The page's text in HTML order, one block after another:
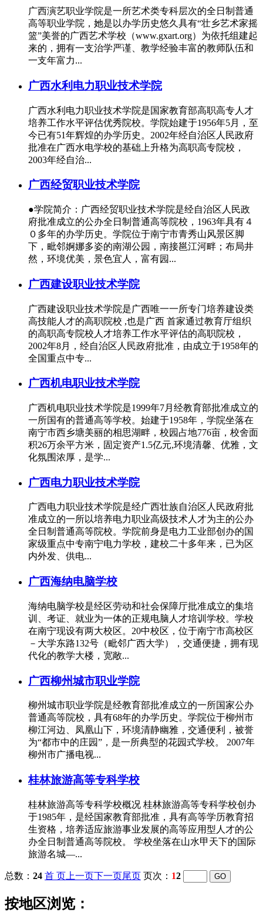
广西演艺职业学院是一所艺术类专科层次的全日制普通
高等职业学院，她是以办学历史悠久具有“壮乡艺术家摇
篮”美誉的广西艺术学校（www.gxart.org）为依托组建起
来的，拥有一支治学严谨、教学经验丰富的教师队伍和
一支年富力...
广西水利电力职业技术学院
广西水利电力职业技术学院是国家教育部高职高专人才
培养工作水平评估优秀院校。学院始建于1956年5月，至
今已有51年辉煌的办学历史。2002年经自治区人民政府
批准在广西水电学校的基础上升格为高职高专院校，
2003年经自治...
广西经贸职业技术学院
●学院简介：广西经贸职业技术学院是经自治区人民政
府批准成立的公办全日制普通高等院校，1963年具有４
０多年的办学历史。学院位于南宁市青秀山风景区脚
下，毗邻婀娜多姿的南湖公园，南接邕江河畔；布局井
然，环境优美，景色宜人，富有园...
广西建设职业技术学院
广西建设职业技术学院是广西唯一一所专门培养建设类
高技能人才的高职院校 ,也是广西 首家通过教育厅组织
的高职高专院校人才培养工作水平评估的高职院校，
2002年8月，经自治区人民政府批准，由成立于1958年的
全国重点中专...
广西机电职业技术学院
广西机电职业技术学院是1999年7月经教育部批准成立的
一所国有的普通高等学校。始建于1958年，学院坐落在
南宁市西乡塘美丽的相思湖畔，校园占地776亩，校舍面
积26万余平方米，固定资产1.5亿元,环境清馨、优雅，文
化氛围浓厚，是学...
广西电力职业技术学院
广西电力职业技术学院是经广西壮族自治区人民政府批
准成立的一所以培养电力职业高级技术人才为主的公办
全日制普通高等院校。学院前身是电力工业部创办的国
家级重点中专南宁电力学校，建校二十多年来，已为区
内外发、供电...
广西海纳电脑学校
海纳电脑学校是经区劳动和社会保障厅批准成立的集培
训、考证、就业为一体的正规电脑人才培训学校。学校
在南宁现设有两大校区。20中校区，位于南宁市高校区
－大学东路132号（毗邻广西大学），交通便捷，拥有现
代化的教学大楼，宽敞...
广西柳州城市职业学院
柳州城市职业学院是经教育部批准成立的一所国家公办
普通高等院校，具有68年的办学历史。学院位于柳州市
柳江河边、凤凰山下，环境清静幽雅，交通便利，被誉
为“都市中的庄园”，是一所典型的花园式学校。 2007年
柳州市广播电视...
桂林旅游高等专科学校
桂林旅游高等专科学校概况 桂林旅游高等专科学校创办
于1985年，是经国家教育部批准，具有高等学历教育招
生资格，培养适应旅游事业发展的高等应用型人才的公
办全日制普通高等院校。 学校坐落在山水甲天下的国际
旅游名城—...
总数： 24 首 页 上一页下一页尾页 页次： 12
按地区浏览：